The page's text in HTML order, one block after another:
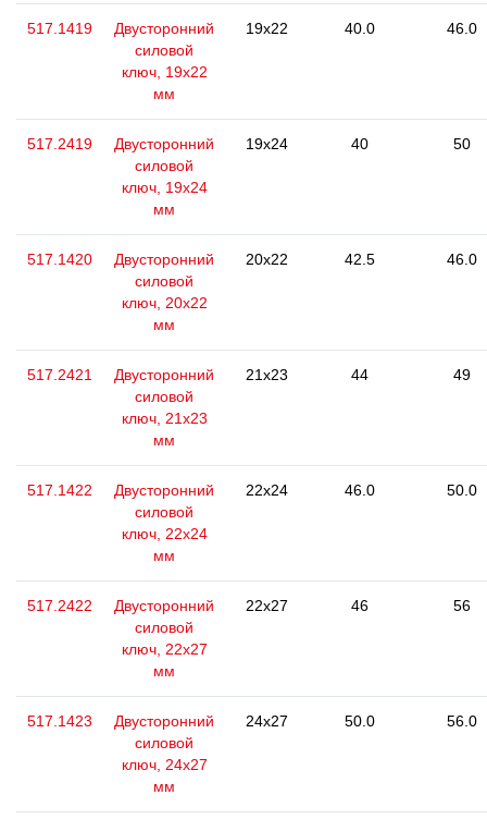
517.1419
Двусторонний
силовой
ключ, 19x22
мм
19x22 40.0 46.0
517.2419
Двусторонний
силовой
ключ, 19x24
мм
19x24 40 50
517.1420
Двусторонний
силовой
ключ, 20x22
мм
20x22 42.5 46.0
517.2421
Двусторонний
силовой
ключ, 21x23
мм
21x23 44 49
517.1422
Двусторонний
силовой
ключ, 22x24
мм
22x24 46.0 50.0
517.2422
Двусторонний
силовой
ключ, 22x27
мм
22x27 46 56
517.1423
Двусторонний
силовой
ключ, 24x27
мм
24x27 50.0 56.0